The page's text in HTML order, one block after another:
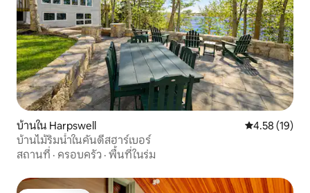
บ้านใน Harpswell คะแนนเฉลี่ย
4.58 (19)
บ้านไม้ริมน้ำในคันดีสฮาร์เบอร์
สถานที่ · ครอบครัว · พื้นที่ในร่ม